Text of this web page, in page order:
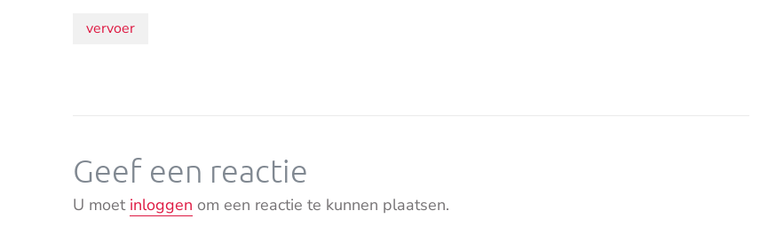
Onderwerpen:
vervoer
Geef een reactie
U moet inloggen om een reactie te kunnen plaatsen.